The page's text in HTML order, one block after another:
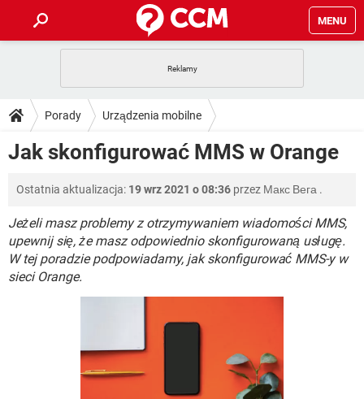
MENU
GRY WHATSAPP
SPOTIFY NETFLIX
PORADY
PlayStation TIKTOK
GRY WHATSAPP
SPOTIFY NETFLIX
INSTAGRAM FACEBOOK
WINDOWS 10
DO POBRANIA
IOS NETFLIX
INSTAGRAM FACEBOOK
WINDOWS 10
FORUM
COVID-19 TIKTOK
GRY WHATSAPP
SPOTIFY
FACEBOOK
ARTYKUŁY
COVID-19 TIKTOK
Porady Urządzenia mobilne
Operatorzy telefonii komórkowej Orange
Jak skonfigurować MMS w Orange
Ostatnia aktualizacja: 19 wrz 2021 o 08:36 przez Макс Вега .
Jeżeli masz problemy z otrzymywaniem wiadomości MMS,
upewnij się, że masz odpowiednio skonfigurowaną usługę.
W tej poradzie podpowiadamy, jak skonfigurować MMS-y w
sieci Orange.